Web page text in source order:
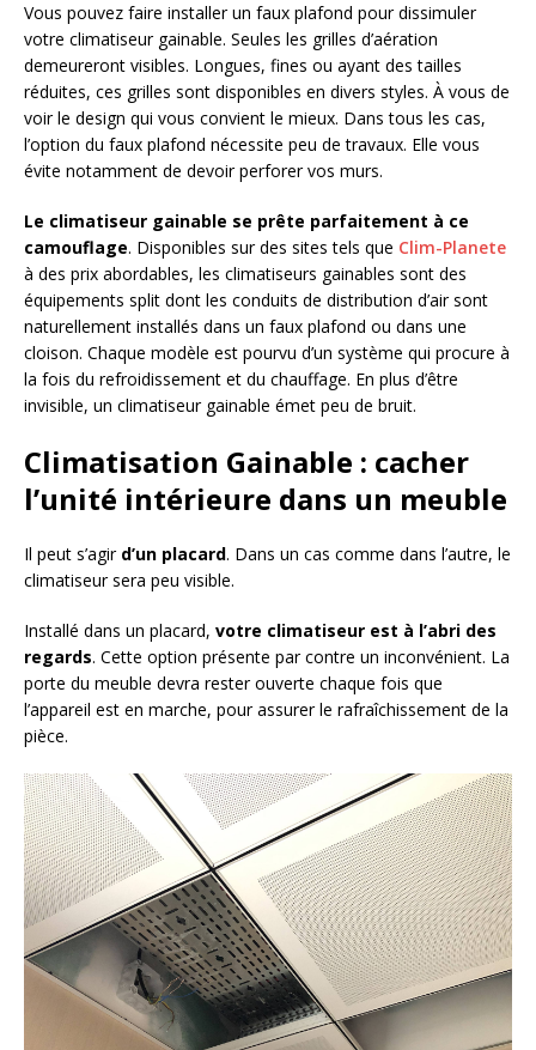
Vous pouvez faire installer un faux plafond pour dissimuler
votre climatiseur gainable. Seules les grilles d’aération
demeureront visibles. Longues, fines ou ayant des tailles
réduites, ces grilles sont disponibles en divers styles. À vous de
voir le design qui vous convient le mieux. Dans tous les cas,
l’option du faux plafond nécessite peu de travaux. Elle vous
évite notamment de devoir perforer vos murs.
Le climatiseur gainable se prête parfaitement à ce
camouflage. Disponibles sur des sites tels que Clim-Planete
à des prix abordables, les climatiseurs gainables sont des
équipements split dont les conduits de distribution d’air sont
naturellement installés dans un faux plafond ou dans une
cloison. Chaque modèle est pourvu d’un système qui procure à
la fois du refroidissement et du chauffage. En plus d’être
invisible, un climatiseur gainable émet peu de bruit.
Climatisation Gainable : cacher
l’unité intérieure dans un meuble
Il peut s’agir d’un placard. Dans un cas comme dans l’autre, le
climatiseur sera peu visible.
Installé dans un placard, votre climatiseur est à l’abri des
regards. Cette option présente par contre un inconvénient. La
porte du meuble devra rester ouverte chaque fois que
l’appareil est en marche, pour assurer le rafraîchissement de la
pièce.